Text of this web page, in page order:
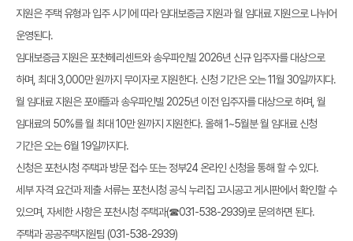
지원은 주택 유형과 입주 시기에 따라 임대보증금 지원과 월 임대료 지원으로 나뉘어
운영된다.
임대보증금 지원은 포천헤리센트와 송우파인빌 2026년 신규 입주자를 대상으로
하며, 최대 3,000만 원까지 무이자로 지원한다. 신청 기간은 오는 11월 30일까지다.
월 임대료 지원은 포애뜰과 송우파인빌 2025년 이전 입주자를 대상으로 하며, 월
임대료의 50%를 월 최대 10만 원까지 지원한다. 올해 1~5월분 월 임대료 신청
기간은 오는 6월 19일까지다.
신청은 포천시청 주택과 방문 접수 또는 정부24 온라인 신청을 통해 할 수 있다.
세부 자격 요건과 제출 서류는 포천시청 공식 누리집 고시공고 게시판에서 확인할 수
있으며, 자세한 사항은 포천시청 주택과(☎031-538-2939)로 문의하면 된다.
주택과 공공주택지원팀 (031-538-2939)